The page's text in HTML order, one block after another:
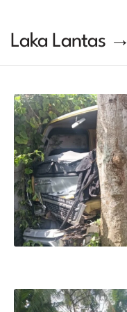
Laka Lantas →